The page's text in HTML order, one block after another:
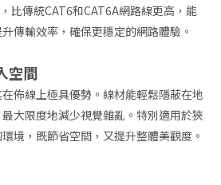
比傳統CAT6和CAT6A網路線更高，能
傳輸效率，確保更穩定的網路體驗。
空間
佈線上極具優勢。線材能輕鬆隱蔽在地
大限度地減少視覺雜亂。特別適用於狹
境，既節省空間，又提升整體美觀度。